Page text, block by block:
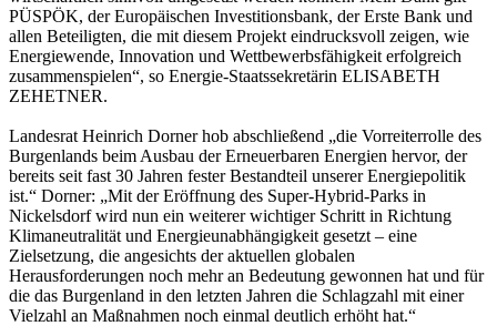
PÜSPÖK, der Europäischen Investitionsbank, der Erste Bank und
allen Beteiligten, die mit diesem Projekt eindrucksvoll zeigen, wie
Energiewende, Innovation und Wettbewerbsfähigkeit erfolgreich
zusammenspielen“, so Energie-Staatssekretärin ELISABETH
ZEHETNER.
Landesrat Heinrich Dorner hob abschließend „die Vorreiterrolle des
Burgenlands beim Ausbau der Erneuerbaren Energien hervor, der
bereits seit fast 30 Jahren fester Bestandteil unserer Energiepolitik
ist.“ Dorner: „Mit der Eröffnung des Super-Hybrid-Parks in
Nickelsdorf wird nun ein weiterer wichtiger Schritt in Richtung
Klimaneutralität und Energieunabhängigkeit gesetzt – eine
Zielsetzung, die angesichts der aktuellen globalen
Herausforderungen noch mehr an Bedeutung gewonnen hat und für
die das Burgenland in den letzten Jahren die Schlagzahl mit einer
Vielzahl an Maßnahmen noch einmal deutlich erhöht hat.“